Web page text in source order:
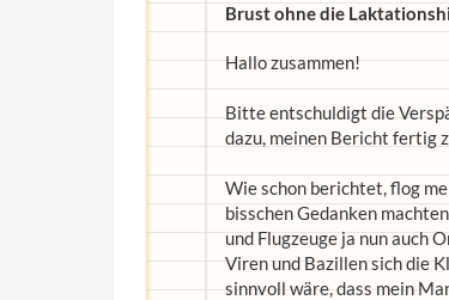
Brust ohne die
Hallo zusammen!
Bitte entschuldigt die
dazu, meinen Bericht fertig
Wie schon berichtet, flog
bisschen Gedanken
und Flugzeuge ja nun auch
Viren und Bazillen sich die
sinnvoll wäre, dass mein